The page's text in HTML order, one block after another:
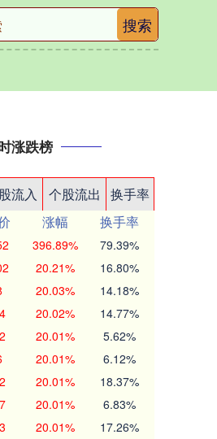
搜索
涨跌榜
流入 个股流出
换手率
涨幅
换手率
396.89% 79.39%
20.21% 16.80%
20.03% 14.18%
20.02% 14.77%
20.01% 5.62%
20.01% 6.12%
20.01% 18.37%
20.01% 6.83%
20.01% 17.26%